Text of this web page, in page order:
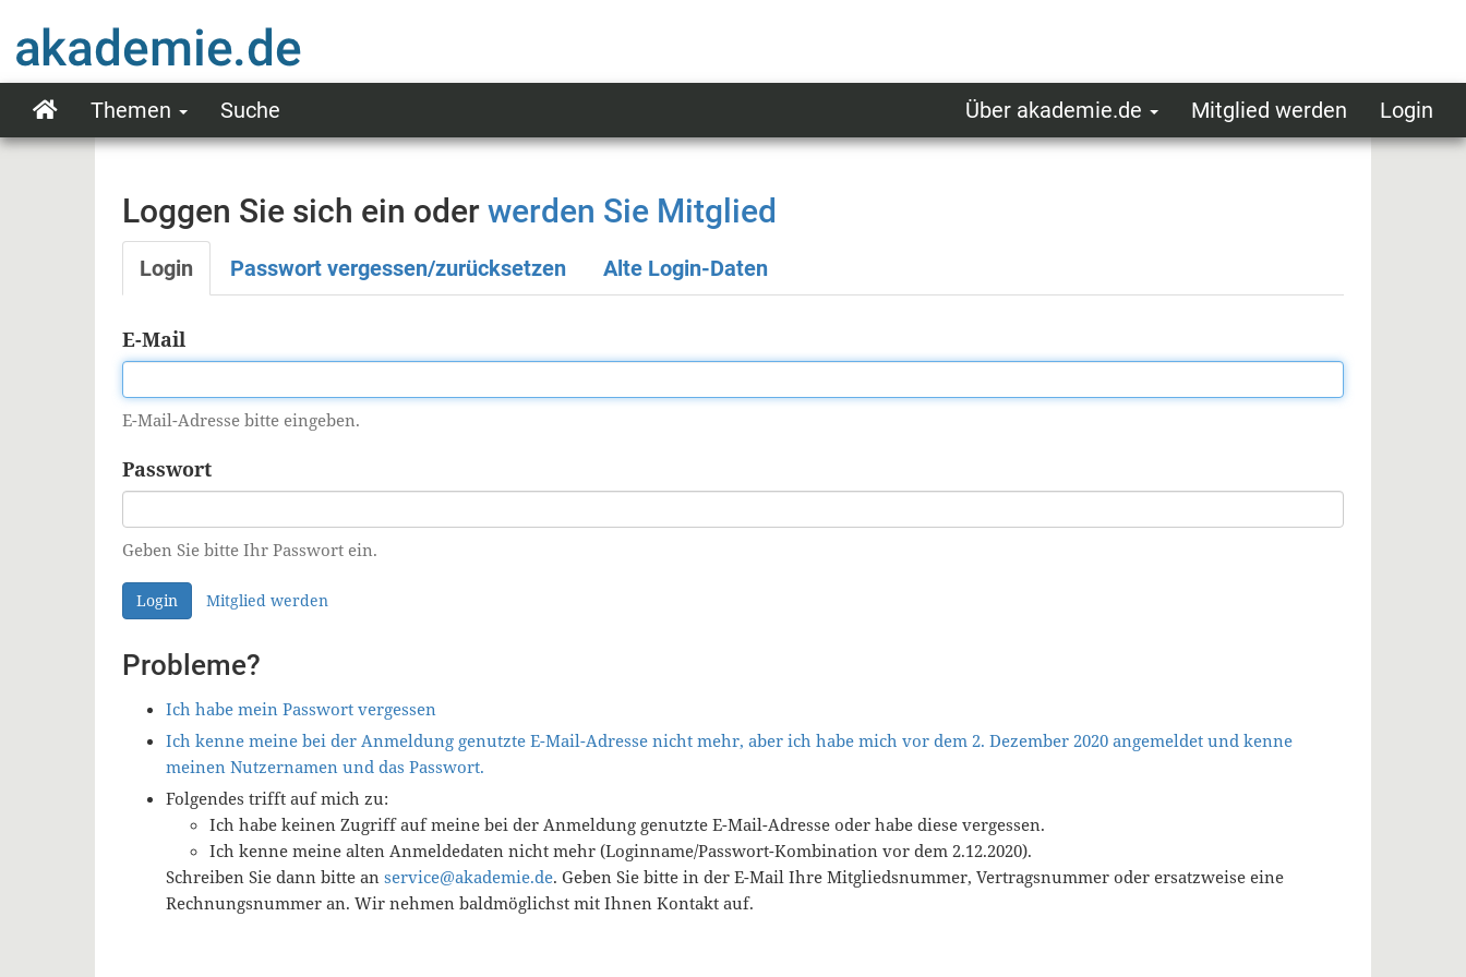
zum
Inhalt
Main
Themen Suche
User
Über akademie.de Mitglied werden Login
Loggen Sie sich ein oder werden Sie Mitglied
Primäre
Reiter
Login Passwort vergessen/zurücksetzen Alte Login-Daten
E-Mail
E-Mail-Adresse bitte eingeben.
Passwort
Geben Sie bitte Ihr Passwort ein.
Login Mitglied werden
Probleme?
Ich habe mein Passwort vergessen
Ich kenne meine bei der Anmeldung genutzte E-Mail-Adresse nicht mehr, aber ich habe mich vor dem 2. Dezember 2020 angemeldet und kenne
meinen Nutzernamen und das Passwort.
Folgendes trifft auf mich zu:
Ich habe keinen Zugriff auf meine bei der Anmeldung genutzte E-Mail-Adresse oder habe diese vergessen.
Ich kenne meine alten Anmeldedaten nicht mehr (Loginname/Passwort-Kombination vor dem 2.12.2020).
Schreiben Sie dann bitte an service@akademie.de. Geben Sie bitte in der E-Mail Ihre Mitgliedsnummer, Vertragsnummer oder ersatzweise eine
Rechnungsnummer an. Wir nehmen baldmöglichst mit Ihnen Kontakt auf.